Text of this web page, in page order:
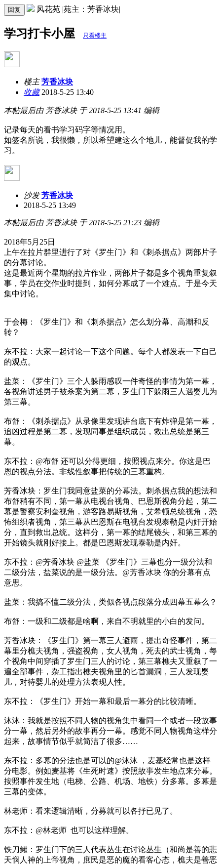
回复 风花苑 |苑主：芳香冰块|
学习打卡小屋 只看楼主
楼主 芳香冰块
收藏2018-5-25 13:40
本帖最后由 芳香冰块 于 2018-5-25 13:41 编辑
记录每天的看书学习码字等情况用。
如签名所说，我很懒，所以希望建这么个地儿，能督促我的学
习。
沙发 芳香冰块
2018-5-25 13:49
本帖最后由 芳香冰块 于 2018-5-25 21:23 编辑
2018年5月25日
上午在拉片群里进行了对《罗生门》和《刺杀据点》两部片子
的分幕讨论。
这是最近两个星期的拉片作业，两部片子都是多个视角重复叙
事，学员在交作业时提到，如何分幕成了一个难点。于是今天
集中讨论。
于会梅：《罗生门》和《刺杀据点》怎么划分幕、高潮和反
转？
东不拉：大家一起讨论一下这个问题。每个人都发表一下自己
的观点。
盐菜：《罗生门》三个人躲雨感叹一件奇怪的事情为第一幕，
各视角讲述男子被杀案为第二幕，罗生门下躲雨三人遇婴儿为
第三幕。
布舒：《刺杀据点》从录像里发现讲台底下有炸弹是第一幕，
追凶过程是第二幕，发现同事是组织成员，救出总统是第三
幕。
东不拉：@布舒 还可以分得更细，按照视点来分。你这是巴
恩的视点分法。非线性叙事把传统的三幕重构。
芳香冰块：罗生门我同意盐菜的分幕法。刺杀据点我的想法和
布舒稍有不同，第一幕从电视台视角、巴恩斯视角分起，第二
幕是警察安利奎视角，游客路易斯视角，艾希顿总统视角，恐
怖组织者视角，第三幕从巴恩斯在电视台发现泰勒是内奸开始
分，直到救出总统。这样分，第一幕的结尾镜头，和第三幕的
开始镜头就刚好接上。都是巴恩斯发现泰勒是内奸。
东不拉：@芳香冰块 @盐菜 《罗生门》三幕也分一级分法和
二级分法，盐菜说的是一级分法。@芳香冰块 你的分幕有点
意思。
盐菜：我搞不懂二级分法，类似各视点段落分成四幕五幕么？
布舒：一级和二级都是啥啊，来自不明就里的小白的发问。
芳香冰块：《罗生门》第一幕三人避雨，提出奇怪事件，第二
幕里分樵夫视角，强盗视角，女人视角，死去的武士视角，每
个视角中间穿插了罗生门三人的讨论，第三幕樵夫又重叙了一
遍全部事件，杂工指出樵夫视角里的匕首漏洞，三人发现婴
儿，对待婴儿的处理方法表现人性。
东不拉：《罗生门》开始一幕和最后一幕分的比较清晰。
沐沐：我就是按照不同人物的视角集中看同一个或者一段故事
分一幕，然后另外的故事再分一幕。感觉不同人物视角这样分
起来，故事情节似乎就简洁了很多……
东不拉：多幕的分法也是可以的@沐沐 ，麦基经常也是这样
分电影。例如麦基将《生死时速》按照故事发生地点来分幕。
按照事件发生地（电梯、公路、机场、地铁）分多幕。多幕是
三幕的变体。
林老师：看来逻辑清晰，分募就可以各抒已见了。
东不拉：@林老师 也可以这样理解。
铁刀鳅：罗生门下的三人代表丛生在讨论丛生（和尚是善的悲
天悯人神的上帝视角，庶民是恶的魔的看客心态，樵夫是善恶